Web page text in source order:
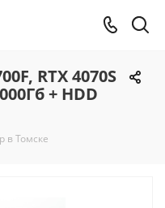
RTX 4070S
+ HDD
в Томске